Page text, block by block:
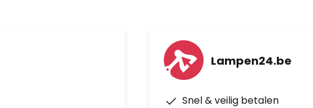
Lampen24.be
Snel & veilig betalen